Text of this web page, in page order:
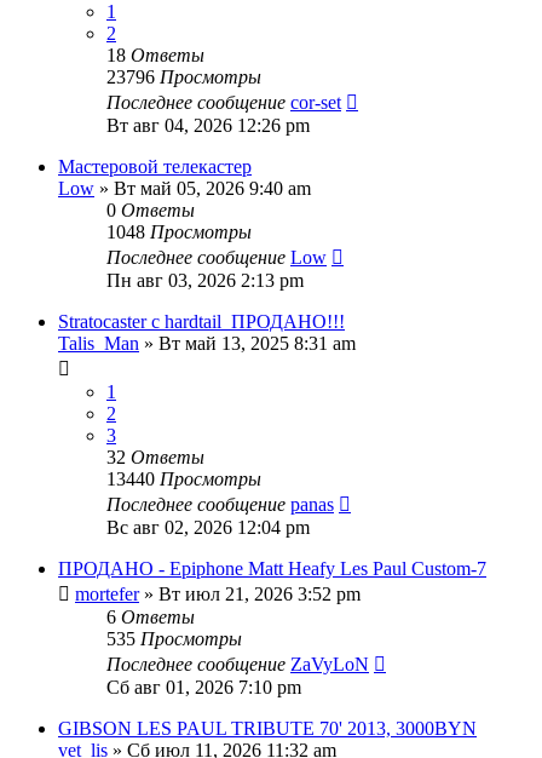
1
2
18 Ответы
23796 Просмотры
Последнее сообщение cor-set
Вт авг 04, 2026 12:26 pm
Мастеровой телекастер
Low » Вт май 05, 2026 9:40 am
0 Ответы
1048 Просмотры
Последнее сообщение Low
Пн авг 03, 2026 2:13 pm
Stratocaster с hardtail_ПРОДАНО!!!
Talis_Man » Вт май 13, 2025 8:31 am
1
2
3
32 Ответы
13440 Просмотры
Последнее сообщение panas
Вс авг 02, 2026 12:04 pm
ПРОДАНО - Epiphone Matt Heafy Les Paul Custom-7
mortefer» Вт июл 21, 2026 3:52 pm
6 Ответы
535 Просмотры
Последнее сообщение ZaVyLoN
Сб авг 01, 2026 7:10 pm
GIBSON LES PAUL TRIBUTE 70' 2013, 3000BYN
vet_lis » Сб июл 11, 2026 11:32 am